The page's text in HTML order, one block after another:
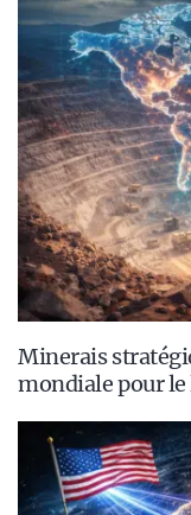
Minerais
mondiale pour